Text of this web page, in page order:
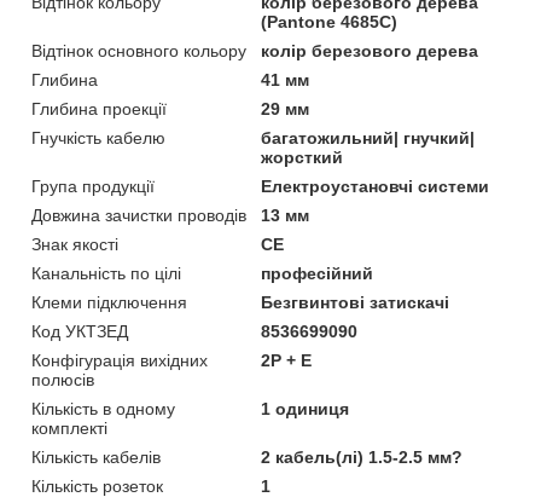
(Pantone 4685C)
Відтінок основного кольору
колір березового дерева
Глибина
41 мм
Глибина проекції
29 мм
Гнучкість кабелю
багатожильний| гнучкий|
жорсткий
Група продукції
Електроустановчі системи
Довжина зачистки проводів
13 мм
Знак якості
CE
Канальність по цілі
професійний
Клеми підключення
Безгвинтові затискачі
Код УКТЗЕД
8536699090
Конфігурація вихідних
полюсів
2P + E
Кількість в одному
комплекті
1 одиниця
Кількість кабелів
2 кабель(лі) 1.5-2.5 мм?
Кількість розеток
1